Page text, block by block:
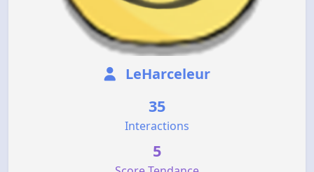
LeHarceleur
35
Interactions
5